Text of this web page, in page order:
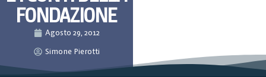
FONDAZIONE
Agosto 29, 2012
Simone Pierotti